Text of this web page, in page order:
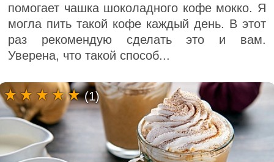
помогает чашка шоколадного кофе мокко. Я
могла пить такой кофе каждый день. В этот
раз рекомендую сделать это и вам.
Уверена, что такой способ...
(1)